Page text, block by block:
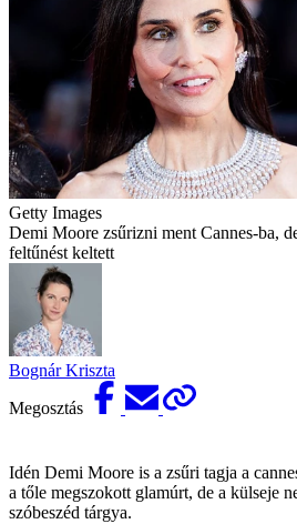
Getty Images
Demi Moore zsűrizni ment Cannes-ba,
feltűnést keltett
Bognár Kriszta
Megosztás
Idén Demi Moore is a zsűri tagja a
a tőle megszokott glamúrt, de a külseje
szóbeszéd tárgya.